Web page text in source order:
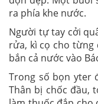
ra phía khe nước.
Người tự tay cởi
rửa, kì cọ cho từng
bắn cả nước vào
Trong số bọn yter
Thân bị chốc đầu,